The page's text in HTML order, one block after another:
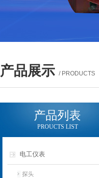
产品展示 / PRODUCTS
产品列表
PROUCTS LIST
电工仪表
探头